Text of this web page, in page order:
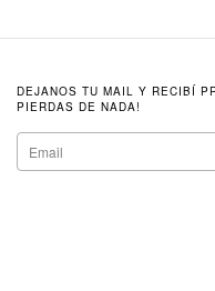
DEJANOS TU MAIL Y RECIBÍ
PIERDAS DE NADA!